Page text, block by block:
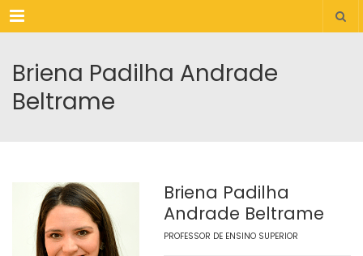
Menu
Briena Padilha Andrade
Beltrame
Briena Padilha
Andrade Beltrame
PROFESSOR DE ENSINO SUPERIOR